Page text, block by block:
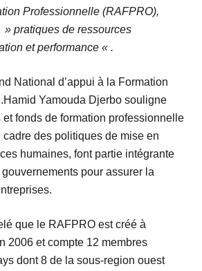
Professionnelle (RAFPRO),
pratiques de ressources
et performance « .
National d’appui à la Formation
Yamouda Djerbo souligne
fonds de formation professionnelle
des politiques de mise en
humaines, font partie intégrante
pour assurer la
que le RAFPRO est créé à
2006 et compte 12 membres
dont 8 de la sous-region ouest